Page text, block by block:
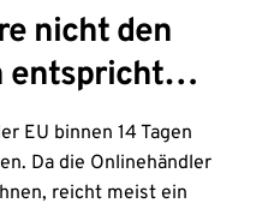
nicht den
entspricht…
EU binnen 14 Tagen
Da die Onlinehändler
reicht meist ein